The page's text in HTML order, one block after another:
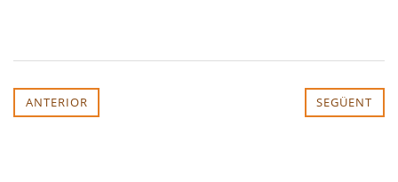
ANTERIOR SEGÜENT